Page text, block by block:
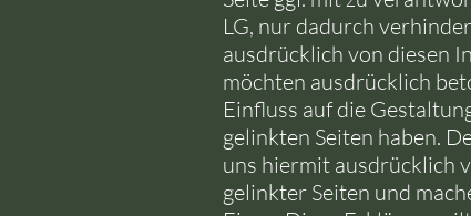
LG, nur dadurch
ausdrücklich von diesen
möchten ausdrücklich
Einfluss auf die
gelinkten Seiten haben.
uns hiermit ausdrücklich
gelinkter Seiten und